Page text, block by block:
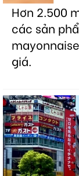
Hơn 2.500
các sản
giá.